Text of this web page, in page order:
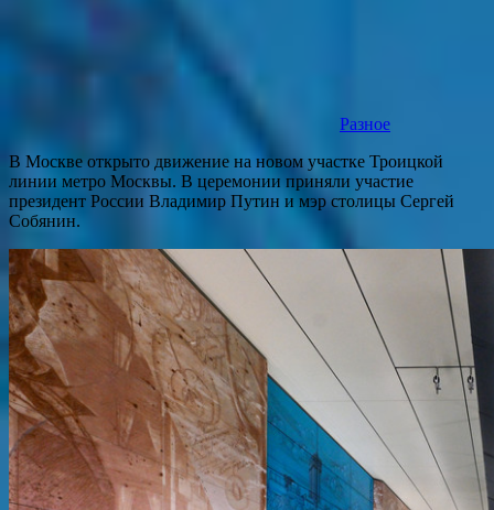
Разное
В Москве открыто движение на новом участке Троицкой
линии метро Москвы. В церемонии приняли участие
президент России Владимир Путин и мэр столицы Сергей
Собянин.